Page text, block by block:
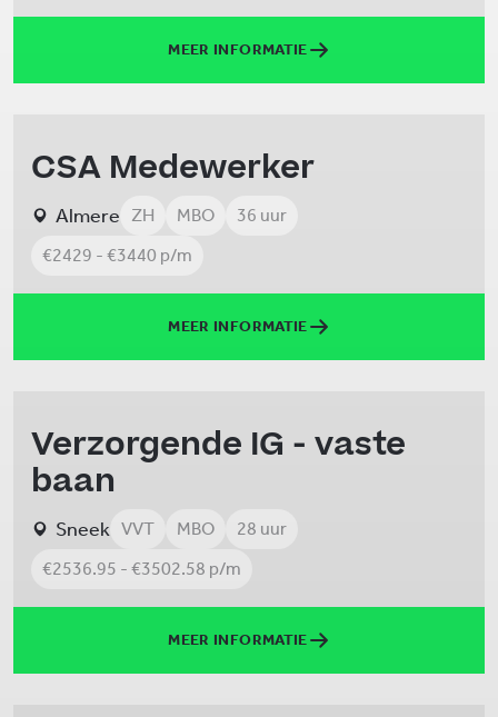
MEER INFORMATIE
CSA Medewerker
Almere ZH MBO
36 uur
€2429 - €3440 p/m
MEER INFORMATIE
Verzorgende IG - vaste
baan
Sneek VVT MBO
28 uur
€2536.95 - €3502.58 p/m
MEER INFORMATIE